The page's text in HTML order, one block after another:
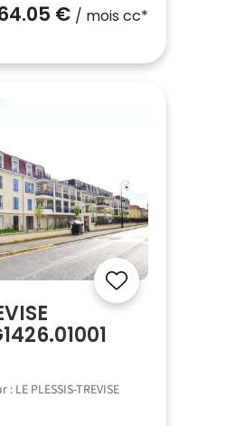
€ / mois cc*
: LE PLESSIS-TREVISE